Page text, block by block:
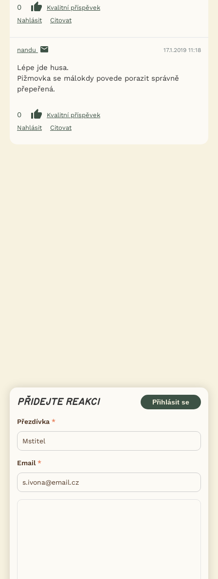
0
Kvalitní příspěvek
Nahlásit
Citovat
nandu 17.1.2019 11:18
Lépe jde husa.
Pižmovka se málokdy povede porazit správně
přepeřená.
0
Kvalitní příspěvek
Nahlásit
Citovat
PŘIDEJTE REAKCI Přihlásit se
Přezdívka
Email